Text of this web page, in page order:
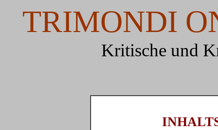
TRIMONDI
Kritische und